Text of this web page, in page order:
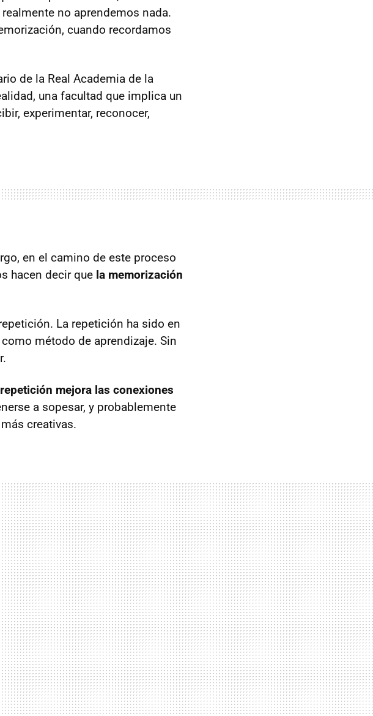
no aprendemos nada.
cuando recordamos
de la Real Academia de la
una facultad que implica un
experimentar, reconocer,
en el camino de este proceso
hacen decir que la memorización
La repetición ha sido en
método de aprendizaje. Sin
mejora las conexiones
a sopesar, y probablemente
creativas.